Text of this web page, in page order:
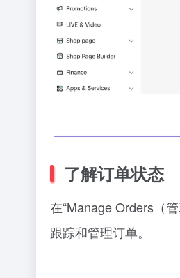
了解订单状态
在“Manage Orders（
跟踪和管理订单。